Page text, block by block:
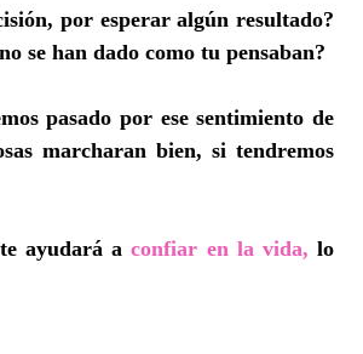
por esperar algún resultado?
se han dado como tu pensaban?
pasado por ese sentimiento de
marcharan bien, si tendremos
ayudará a confiar en la vida, lo